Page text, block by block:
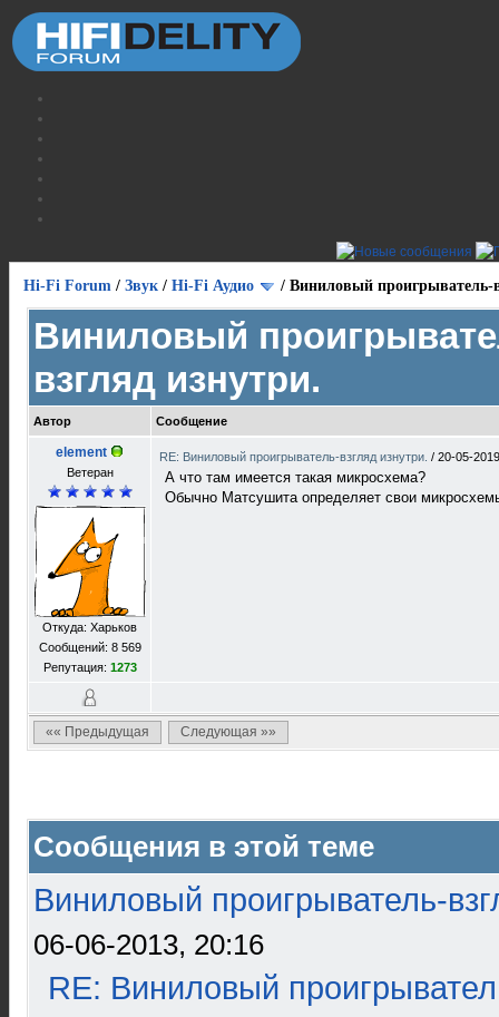
Hi-Fi Forum / Звук / Hi-Fi Аудио / Виниловый проигрыватель-
Виниловый
взгляд изнутри.
Автор Сообщение
element
Ветеран
Откуда: Харьков
Сообщений: 8 569
Репутация: 1273
RE: Виниловый проигрыватель-взгляд изнутри. / 20-05-
А что там имеется такая микросхема?
Обычно Матсушита определяет свои
«« Предыдущая Следующая »»
Сообщения в этой теме
Виниловый проигрыватель-
06-06-2013, 20:16
RE: Виниловый